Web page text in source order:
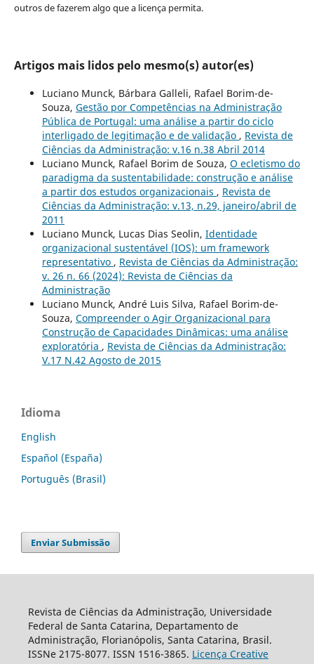
outros de fazerem algo que a licença permita.
Artigos mais lidos pelo mesmo(s) autor(es)
Luciano Munck, Bárbara Galleli, Rafael Borim-de-
Souza, Gestão por Competências na Administração
Pública de Portugal: uma análise a partir do ciclo
interligado de legitimação e de validação , Revista de
Ciências da Administração: v.16 n.38 Abril 2014
Luciano Munck, Rafael Borim de Souza, O ecletismo do
paradigma da sustentabilidade: construção e análise
a partir dos estudos organizacionais , Revista de
Ciências da Administração: v.13, n.29, janeiro/abril de
2011
Luciano Munck, Lucas Dias Seolin, Identidade
organizacional sustentável (IOS): um framework
representativo , Revista de Ciências da Administração:
v. 26 n. 66 (2024): Revista de Ciências da
Administração
Luciano Munck, André Luis Silva, Rafael Borim-de-
Souza, Compreender o Agir Organizacional para
Construção de Capacidades Dinâmicas: uma análise
exploratória , Revista de Ciências da Administração:
V.17 N.42 Agosto de 2015
Idioma
English
Español (España)
Português (Brasil)
Enviar Submissão
Revista de Ciências da Administração, Universidade
Federal de Santa Catarina, Departamento de
Administração, Florianópolis, Santa Catarina, Brasil.
ISSNe 2175-8077. ISSN 1516-3865. Licença Creative